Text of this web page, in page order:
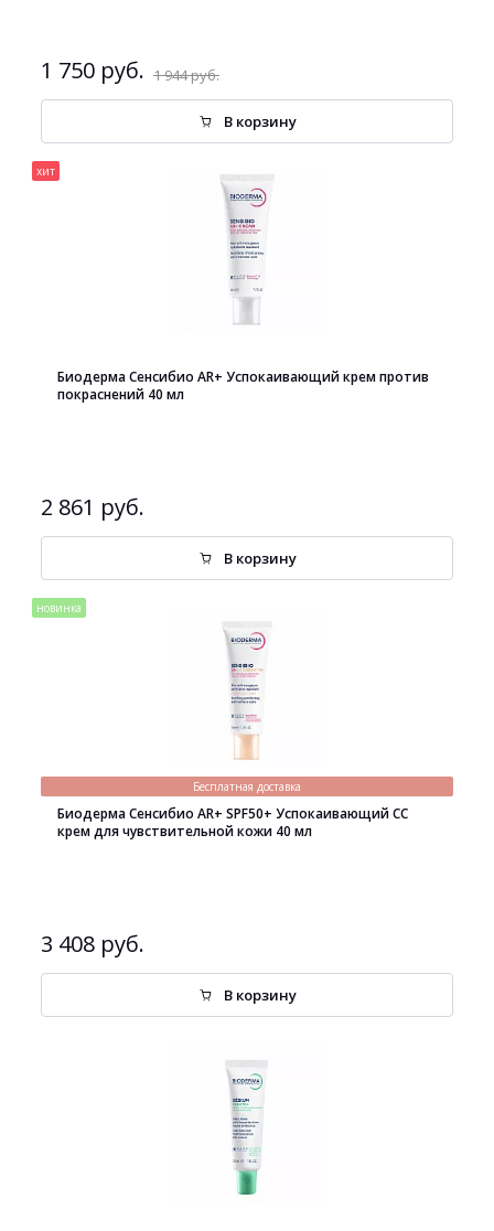
1 750 руб. 1 944 руб.
В корзину
хит
Биодерма Сенсибио AR+ Успокаивающий крем против
покраснений 40 мл
2 861 руб.
В корзину
новинка
Бесплатная доставка
Биодерма Сенсибио AR+ SPF50+ Успокаивающий СС
крем для чувствительной кожи 40 мл
3 408 руб.
В корзину